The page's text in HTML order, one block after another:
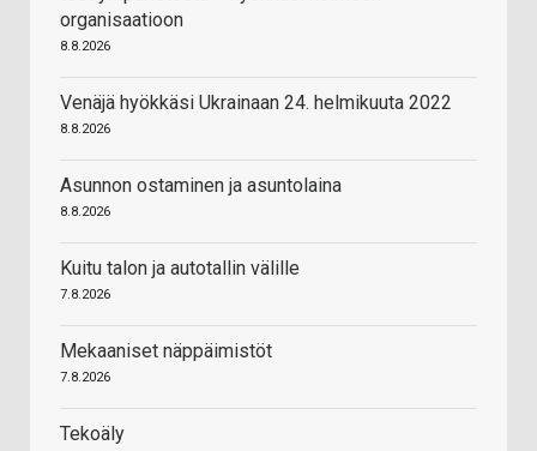
organisaatioon
8.8.2026
Venäjä hyökkäsi Ukrainaan 24. helmikuuta 2022
8.8.2026
Asunnon ostaminen ja asuntolaina
8.8.2026
Kuitu talon ja autotallin välille
7.8.2026
Mekaaniset näppäimistöt
7.8.2026
Tekoäly